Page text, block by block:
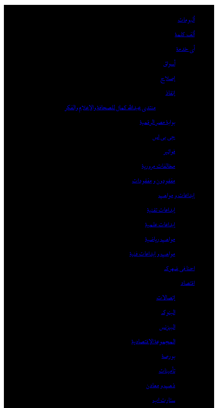
content
وكالة الأنباء المصرية|إندكس
ألبومات
ألف كلمة
أي خدمة
أسواق
إصلاح
إنقاذ
منتدى عبدالله كمال للصحافة والإعلام والفكر
بوابة مصر الرقمية
جي بي اس
فواتير
مخالفات مرورية
مفقودون و مفقودات
إبداعات و مواهب
إبداعات تقنية
إبداعات علمية
مواهب رياضية
مواهب و إبداعات فنية
احنا في ضهرك
اقتصاد
إتصالات
البنوك
البيزنس
المجموعة الإقتصادية
بورصة
تأمينات
ذهب و معادن
ستارت اب